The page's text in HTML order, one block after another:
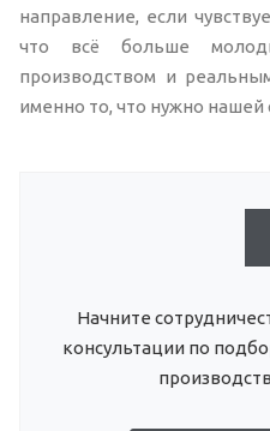
направление, если
что всё больше
производством и
именно то, что нужно нашей
Начните
консультации по